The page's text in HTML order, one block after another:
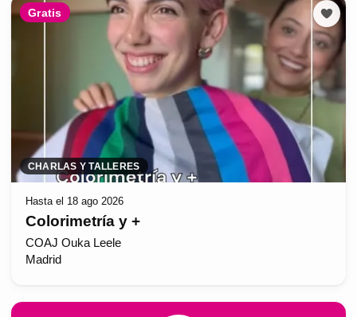
Gratis
CHARLAS Y TALLERES
Hasta el 18 ago 2026
Colorimetría y +
COAJ Ouka Leele
Madrid